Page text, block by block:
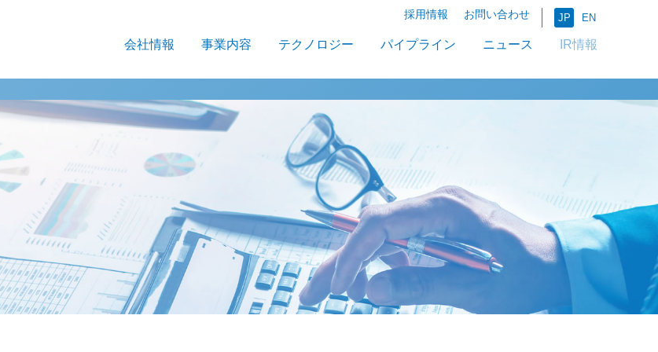
JP EN
お問い合わせ
採用情報
会社情報 事業内容 テクノロジー パイプライン ニュース IR情報